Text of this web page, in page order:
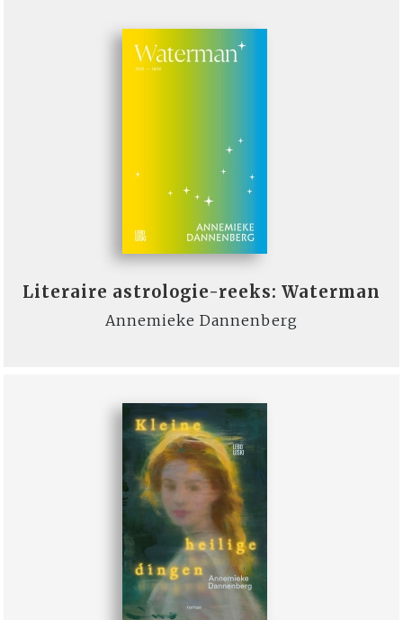
Literaire astrologie-reeks: Waterman
Annemieke Dannenberg